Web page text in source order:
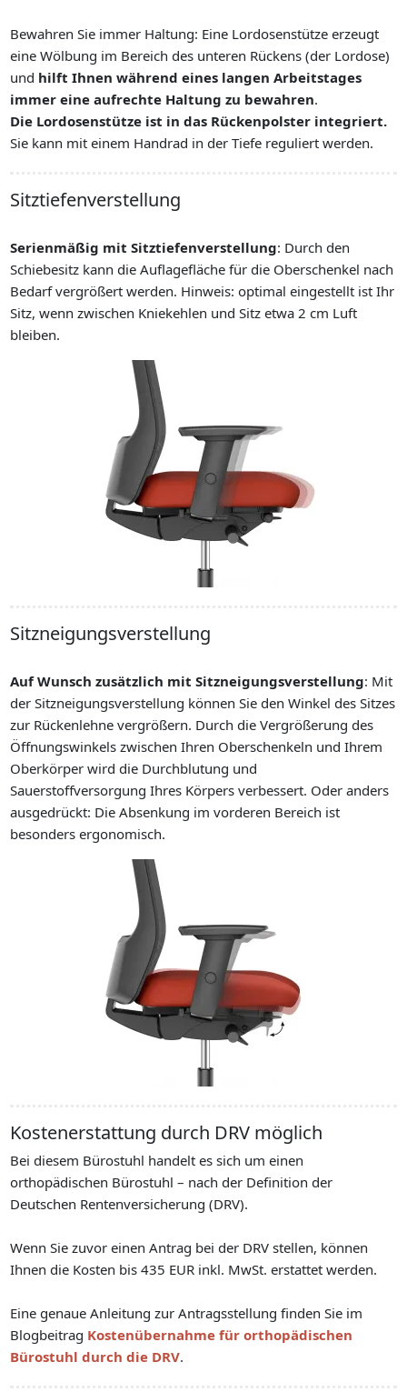
Bewahren Sie immer Haltung: Eine Lordosenstütze erzeugt
eine Wölbung im Bereich des unteren Rückens (der Lordose)
und hilft Ihnen während eines langen Arbeitstages
immer eine aufrechte Haltung zu bewahren.
Die Lordosenstütze ist in das Rückenpolster integriert.
Sie kann mit einem Handrad in der Tiefe reguliert werden.
Sitztiefenverstellung
Serienmäßig mit Sitztiefenverstellung: Durch den
Schiebesitz kann die Auflagefläche für die Oberschenkel nach
Bedarf vergrößert werden. Hinweis: optimal eingestellt ist Ihr
Sitz, wenn zwischen Kniekehlen und Sitz etwa 2 cm Luft
bleiben.
Sitzneigungsverstellung
Auf Wunsch zusätzlich mit Sitzneigungsverstellung: Mit
der Sitzneigungsverstellung können Sie den Winkel des Sitzes
zur Rückenlehne vergrößern. Durch die Vergrößerung des
Öffnungswinkels zwischen Ihren Oberschenkeln und Ihrem
Oberkörper wird die Durchblutung und
Sauerstoffversorgung Ihres Körpers verbessert. Oder anders
ausgedrückt: Die Absenkung im vorderen Bereich ist
besonders ergonomisch.
Kostenerstattung durch DRV möglich
Bei diesem Bürostuhl handelt es sich um einen
orthopädischen Bürostuhl – nach der Definition der
Deutschen Rentenversicherung (DRV).
Wenn Sie zuvor einen Antrag bei der DRV stellen, können
Ihnen die Kosten bis 435 EUR inkl. MwSt. erstattet werden.
Eine genaue Anleitung zur Antragsstellung finden Sie im
Blogbeitrag Kostenübernahme für orthopädischen
Bürostuhl durch die DRV.